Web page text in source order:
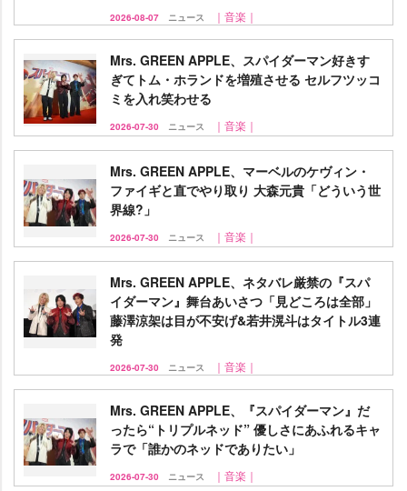
2026-08-07 ニュース ｜音楽｜
Mrs. GREEN APPLE、スパイダーマン好きす
ぎてトム・ホランドを増殖させる セルフツッコ
ミを入れ笑わせる
2026-07-30 ニュース ｜音楽｜
Mrs. GREEN APPLE、マーベルのケヴィン・
ファイギと直でやり取り 大森元貴「どういう世
界線?」
2026-07-30 ニュース ｜音楽｜
Mrs. GREEN APPLE、ネタバレ厳禁の『スパ
イダーマン』舞台あいさつ「見どころは全部」
藤澤涼架は目が不安げ&若井滉斗はタイトル3連
発
2026-07-30 ニュース ｜音楽｜
Mrs. GREEN APPLE、『スパイダーマン』だ
ったら“トリプルネッド” 優しさにあふれるキャ
ラで「誰かのネッドでありたい」
2026-07-30 ニュース ｜音楽｜